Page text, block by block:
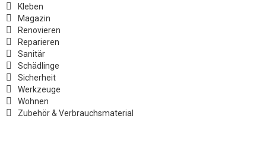
Kleben
Magazin
Renovieren
Reparieren
Sanitär
Schädlinge
Sicherheit
Werkzeuge
Wohnen
Zubehör & Verbrauchsmaterial